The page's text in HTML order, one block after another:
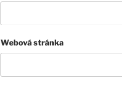
Webová stránka